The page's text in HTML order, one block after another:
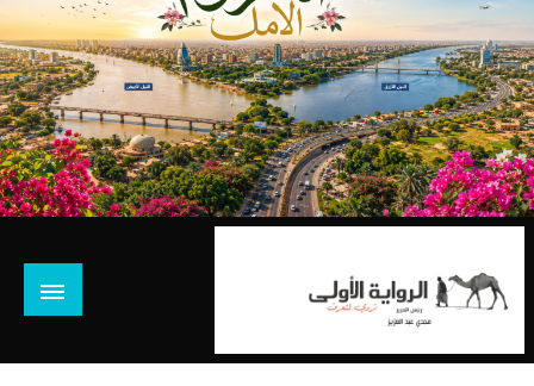
نروي لتعرف